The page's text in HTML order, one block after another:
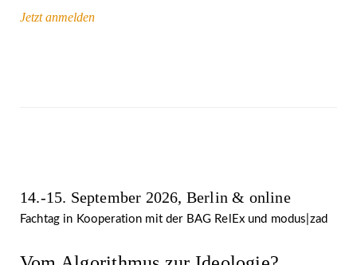
Jetzt anmelden
14.-15. September 2026, Berlin & online
Fachtag in Kooperation mit der BAG RelEx und modus|zad